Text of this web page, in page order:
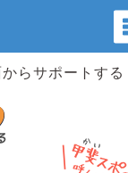
らサポートする